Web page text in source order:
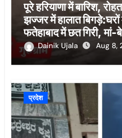
पूरे हरियाणा में बारिश,
झज्जर में हालात बिगड़े:घरों
फतेहाबाद में छत गिरी, मां-
कंधे पर उठाई बाइक
Dainik Ujala Aug 8,
प्रदेश